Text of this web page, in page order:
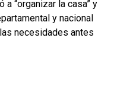
a “organizar la casa” y
y nacional
necesidades antes